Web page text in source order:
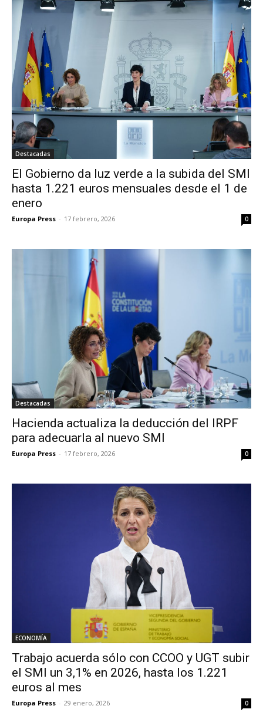
Destacadas
El Gobierno da luz verde a la subida del SMI
hasta 1.221 euros mensuales desde el 1 de
enero
Europa Press - 17 febrero, 2026 0
Destacadas
Hacienda actualiza la deducción del IRPF
para adecuarla al nuevo SMI
Europa Press - 17 febrero, 2026 0
ECONOMÍA
Trabajo acuerda sólo con CCOO y UGT subir
el SMI un 3,1% en 2026, hasta los 1.221
euros al mes
Europa Press - 29 enero, 2026 0